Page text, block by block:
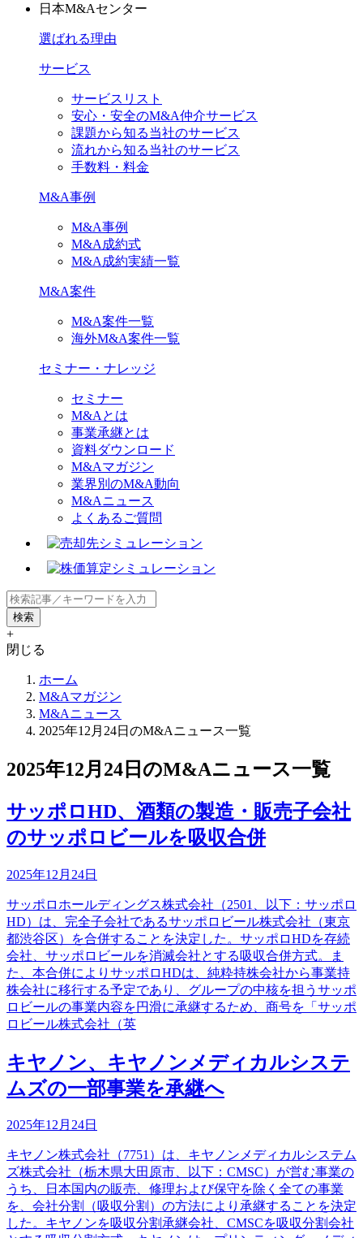
日本M&Aセンター
選ばれる理由
サービス
サービスリスト
安心・安全のM&A仲介サービス
課題から知る当社のサービス
流れから知る当社のサービス
手数料・料金
M&A事例
M&A事例
M&A成約式
M&A成約実績一覧
M&A案件
M&A案件一覧
海外M&A案件一覧
セミナー・ナレッジ
セミナー
M&Aとは
事業承継とは
資料ダウンロード
M&Aマガジン
業界別のM&A動向
M&Aニュース
よくあるご質問
+
閉じる
ホーム
M&Aマガジン
M&Aニュース
2025年12月24日のM&Aニュース一覧
2025年12月24日のM&Aニュース一覧
サッポロHD、酒類の製造・販売子会社
のサッポロビールを吸収合併
2025年12月24日
サッポロホールディングス株式会社（2501、以下：サッポロ
HD）は、完全子会社であるサッポロビール株式会社（東京
都渋谷区）を合併することを決定した。サッポロHDを存続
会社、サッポロビールを消滅会社とする吸収合併方式。ま
た、本合併によりサッポロHDは、純粋持株会社から事業持
株会社に移行する予定であり、グループの中核を担うサッポ
ロビールの事業内容を円滑に承継するため、商号を「サッポ
ロビール株式会社（英
キヤノン、キヤノンメディカルシステ
ムズの一部事業を承継へ
2025年12月24日
キヤノン株式会社（7751）は、キヤノンメディカルシステム
ズ株式会社（栃木県大田原市、以下：CMSC）が営む事業の
うち、日本国内の販売、修理および保守を除く全ての事業
を、会社分割（吸収分割）の方法により承継することを決定
した。キヤノンを吸収分割承継会社、CMSCを吸収分割会社